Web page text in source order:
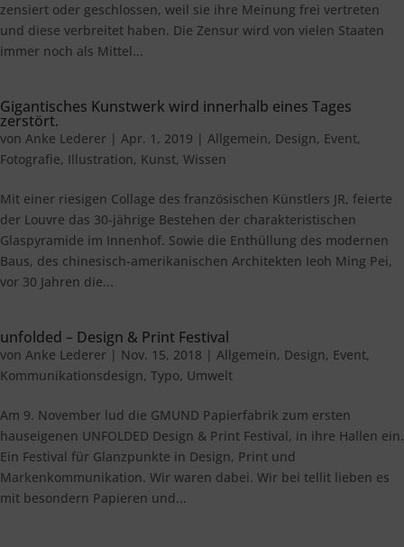
zensiert oder geschlossen, weil sie ihre Meinung frei vertreten
und diese verbreitet haben. Die Zensur wird von vielen Staaten
immer noch als Mittel...
Gigantisches Kunstwerk wird innerhalb eines Tages
zerstört.
von Anke Lederer | Apr. 1, 2019 | Allgemein, Design, Event,
Fotografie, Illustration, Kunst, Wissen
Mit einer riesigen Collage des französischen Künstlers JR, feierte
der Louvre das 30-jährige Bestehen der charakteristischen
Glaspyramide im Innenhof. Sowie die Enthüllung des modernen
Baus, des chinesisch-amerikanischen Architekten Ieoh Ming Pei,
vor 30 Jahren die...
unfolded – Design & Print Festival
von Anke Lederer | Nov. 15, 2018 | Allgemein, Design, Event,
Kommunikationsdesign, Typo, Umwelt
Am 9. November lud die GMUND Papierfabrik zum ersten
hauseigenen UNFOLDED Design & Print Festival, in ihre Hallen ein.
Ein Festival für Glanzpunkte in Design, Print und
Markenkommunikation. Wir waren dabei. Wir bei tellit lieben es
mit besondern Papieren und...